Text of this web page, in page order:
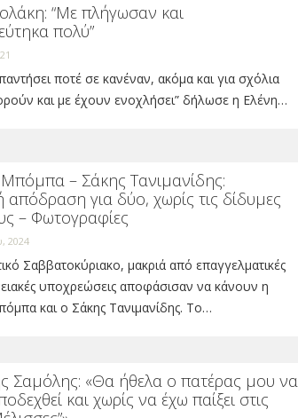
“Με πλήγωσαν και
πολύ”
ποτέ σε κανέναν, ακόμα και για σχόλια
και με έχουν ενοχλήσει” δήλωσε η Ελένη…
Μπόμπα – Σάκης Τανιμανίδης:
απόδραση για δύο, χωρίς τις δίδυμες
– Φωτογραφίες
2024
Σαββατοκύριακο, μακριά από επαγγελματικές
υποχρεώσεις αποφάσισαν να κάνουν η
και ο Σάκης Τανιμανίδης. Το…
Σαμόλης: «Θα ήθελα ο πατέρας μου να
και χωρίς να έχω παίξει στις